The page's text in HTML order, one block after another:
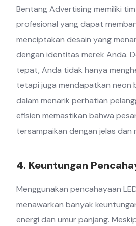
Bentang Advertising memiliki
profesional yang dapat
menciptakan desain yang
dengan identitas merek Anda.
tepat, Anda tidak hanya
tetapi juga mendapatkan neon
dalam menarik perhatian
efisien memastikan bahwa
tersampaikan dengan jelas dan
4. Keuntungan
Menggunakan pencahayaan
menawarkan banyak
energi dan umur panjang.